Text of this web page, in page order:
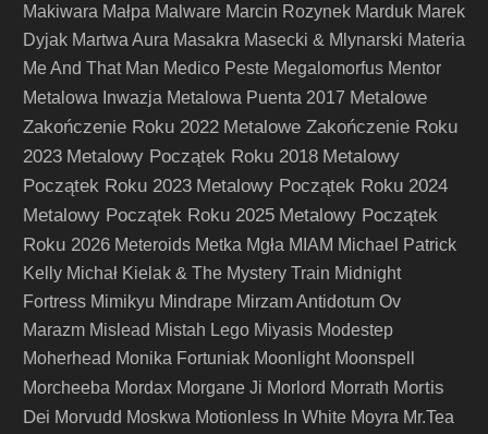
Makiwara Małpa Malware Marcin Rozynek Marduk Marek
Dyjak Martwa Aura Masakra Masecki & Mlynarski Materia
Me And That Man Medico Peste Megalomorfus Mentor
Metalowa Inwazja Metalowa Puenta 2017 Metalowe
Zakończenie Roku 2022 Metalowe Zakończenie Roku
2023 Metalowy Początek Roku 2018 Metalowy
Początek Roku 2023 Metalowy Początek Roku 2024
Metalowy Początek Roku 2025 Metalowy Początek
Roku 2026 Meteroids Metka Mgła MIAM Michael Patrick
Kelly Michał Kielak & The Mystery Train Midnight
Fortress Mimikyu Mindrape Mirzam Antidotum Ov
Marazm Mislead Mistah Lego Miyasis Modestep
Moherhead Monika Fortuniak Moonlight Moonspell
Morcheeba Mordax Morgane Ji Morlord Morrath Mortis
Dei Morvudd Moskwa Motionless In White Moyra Mr.Tea